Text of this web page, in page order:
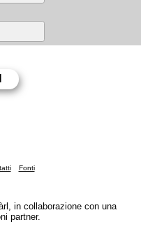
Fonti
in collaborazione con una
partner.